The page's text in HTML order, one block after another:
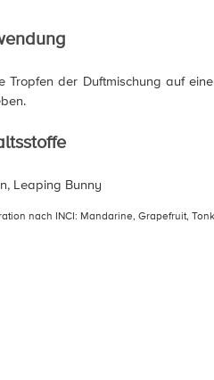
Tropfen der Duftmischung auf
Leaping Bunny
nach INCI: Mandarine, Grapefruit,